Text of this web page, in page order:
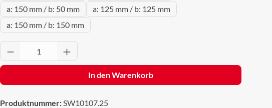
a: 150 mm / b: 50 mm
a: 125 mm / b: 125 mm
a: 150 mm / b: 150 mm
Produkt Anzahl: Gib den gewünschten Wert ein
In den Warenkorb
Produktnummer:SW10107.25